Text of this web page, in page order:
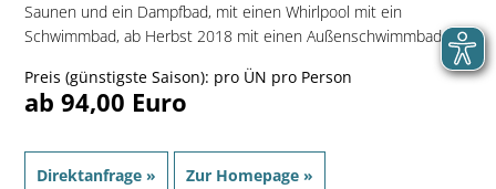
Saunen und ein Dampfbad, mit einen Whirlpool mit ein
Schwimmbad, ab Herbst 2018 mit einen Außenschwimmbad. ...
Preis (günstigste Saison): pro ÜN pro Person
ab 94,00 Euro
Direktanfrage » Zur Homepage »